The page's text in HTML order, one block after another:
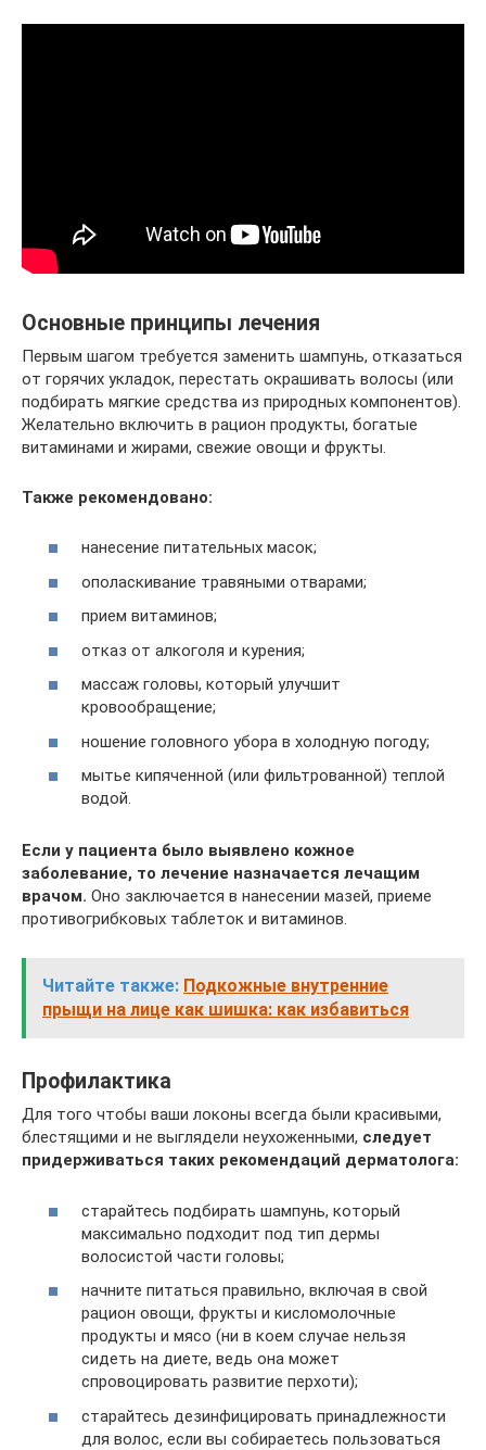
Основные принципы лечения
Первым шагом требуется заменить шампунь, отказаться
от горячих укладок, перестать окрашивать волосы (или
подбирать мягкие средства из природных компонентов).
Желательно включить в рацион продукты, богатые
витаминами и жирами, свежие овощи и фрукты.
Также рекомендовано:
нанесение питательных масок;
ополаскивание травяными отварами;
прием витаминов;
отказ от алкоголя и курения;
массаж головы, который улучшит
кровообращение;
ношение головного убора в холодную погоду;
мытье кипяченной (или фильтрованной) теплой
водой.
Если у пациента было выявлено кожное
заболевание, то лечение назначается лечащим
врачом. Оно заключается в нанесении мазей, приеме
противогрибковых таблеток и витаминов.
Читайте также: Подкожные внутренние
прыщи на лице как шишка: как избавиться
Профилактика
Для того чтобы ваши локоны всегда были красивыми,
блестящими и не выглядели неухоженными, следует
придерживаться таких рекомендаций дерматолога:
старайтесь подбирать шампунь, который
максимально подходит под тип дермы
волосистой части головы;
начните питаться правильно, включая в свой
рацион овощи, фрукты и кисломолочные
продукты и мясо (ни в коем случае нельзя
сидеть на диете, ведь она может
спровоцировать развитие перхоти);
старайтесь дезинфицировать принадлежности
для волос, если вы собираетесь пользоваться